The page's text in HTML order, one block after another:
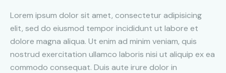
Lorem ipsum dolor sit amet, consectetur adipisicing
elit, sed do eiusmod tempor incididunt ut labore et
dolore magna aliqua. Ut enim ad minim veniam, quis
nostrud exercitation ullamco laboris nisi ut aliquip ex ea
commodo consequat. Duis aute irure dolor in